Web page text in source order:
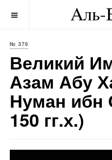
№ 376
Великий
Азам Абу
Нуман ибн
150 гг.х.)